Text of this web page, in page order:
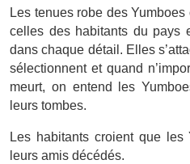
Les tenues robe des
celles des habitants du pays
dans chaque détail. Elles
sélectionnent et quand
meurt, on entend les
leurs tombes.
Les habitants croient que
leurs amis décédés.